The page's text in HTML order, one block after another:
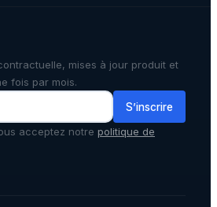
mises à jour produit et
fois par mois.
S’inscrire
acceptez notre politique de